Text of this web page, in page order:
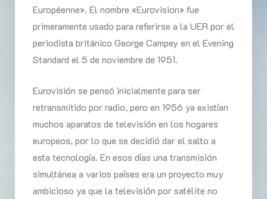
Européenne». El nombre «Eurovision» fue
primeramente usado para referirse a la UER por el
periodista británico George Campey en el Evening
Standard el 5 de noviembre de 1951.
Eurovisión se pensó inicialmente para ser
retransmitido por radio, pero en 1956 ya existían
muchos aparatos de televisión en los hogares
europeos, por lo que se decidió dar el salto a
esta tecnología. En esos días una transmisión
simultánea a varios países era un proyecto muy
ambicioso ya que la televisión por satélite no